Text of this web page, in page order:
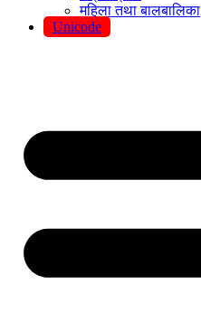
महिला तथा बालबालिका
Unicode